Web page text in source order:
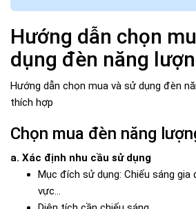
Hướng dẫn chọn
dụng đèn năng
Hướng dẫn chọn mua và sử dụng đèn
thích hợp
Chọn mua đèn năng
a. Xác định nhu cầu sử dụng
Mục đích sử dụng: Chiếu sáng gia
vực...